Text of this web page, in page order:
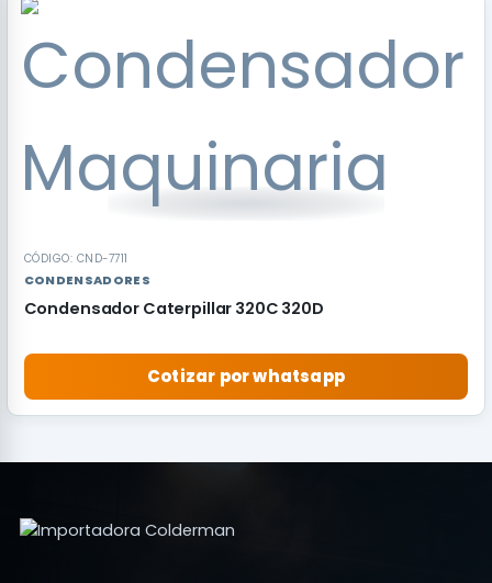
RECOMENDADO
CÓDIGO: CND-7711
CONDENSADORES
Condensador Caterpillar 320C 320D
Cotizar por whatsapp